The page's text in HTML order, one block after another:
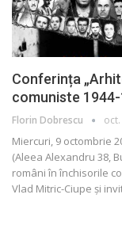
Conferința
comuniste
Florin Dobrescu
Miercuri, 9 octombrie
(Aleea Alexandru 38,
români în închisorile
Vlad Mitric-Ciupe şi